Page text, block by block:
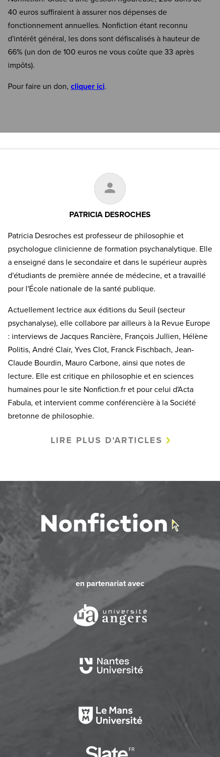
40 euros suffiraient à assurer nos dépenses de
fonctionnement annuelles. Nonfiction étant reconnu
d'intérêt général, les dons sont défiscalisés à hauteur de
66% (un don de 100 euros ne vous coûte que 33 après
impôts).
Pour faire un don, cliquer ici.
PATRICIA DESROCHES
Patricia Desroches est professeur de philosophie et
psychologue clinicienne de formation psychanalytique. Elle
a enseigné dans le secondaire et dans le supérieur auprès
d'étudiants de première année de médecine, et a travaillé
pour l'École nationale de la santé publique.
Actuellement lectrice aux éditions du Seuil (secteur
psychanalyse), elle collabore par ailleurs à la Revue Europe
: interviews de Jacques Rancière, François Jullien, Hélène
Politis, André Clair, Yves Clot, Franck Fischbach, Jean-
Claude Bourdin, Mauro Carbone, ainsi que notes de
lecture. Elle est critique en philosophie et en sciences
humaines pour le site Nonfiction.fr et pour celui d'Acta
Fabula, et intervient comme conférencière à la Société
bretonne de philosophie.
LIRE PLUS D'ARTICLES
en partenariat avec